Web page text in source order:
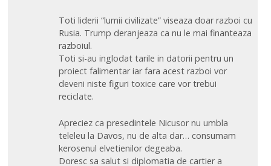
Toti liderii “lumii civilizate” viseaza doar razboi cu
Rusia. Trump deranjeaza ca nu le mai finanteaza
razboiul.
Toti si-au inglodat tarile in datorii pentru un
proiect falimentar iar fara acest razboi vor
deveni niste figuri toxice care vor trebui
reciclate.
Apreciez ca presedintele Nicusor nu umbla
teleleu la Davos, nu de alta dar… consumam
kerosenul elvetienilor degeaba.
Doresc sa salut si diplomatia de cartier a